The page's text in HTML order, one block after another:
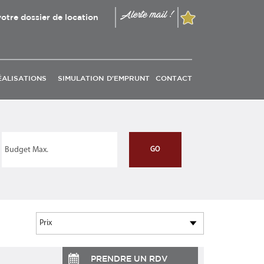
dossier de location Alerte mail !
SIMULATION D'EMPRUNT CONTACT
PRENDRE UN RDV